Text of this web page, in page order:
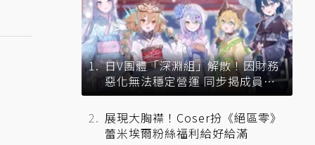
日V團體「深淵組」解散！因財務
惡化無法穩定營運 同步揭成員未
來去向
展現大胸襟！Coser扮《絕區零》
蕾米埃爾粉絲福利給好給滿